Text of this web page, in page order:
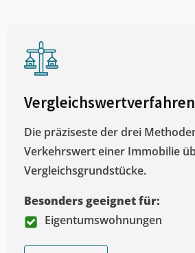
Vergleichswertverfahren
Die präziseste der drei
Verkehrswert einer Immobilie
Vergleichsgrundstücke.
Besonders geeignet für:
Eigentumswohnungen